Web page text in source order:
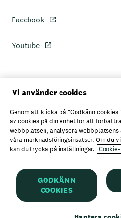
Facebook
Youtube
Personuppgiftspolicy
Axfoods integritetspolicy
Här kan du köpa Garant
Vi använder cookies
Genom att klicka på "Godkänn
av cookies på din enhet för att
webbplatsen, analysera webbplatsens
våra marknadsföringsinsatser. Om du
kan du trycka på inställningar.
GODKÄNN
COOKIES